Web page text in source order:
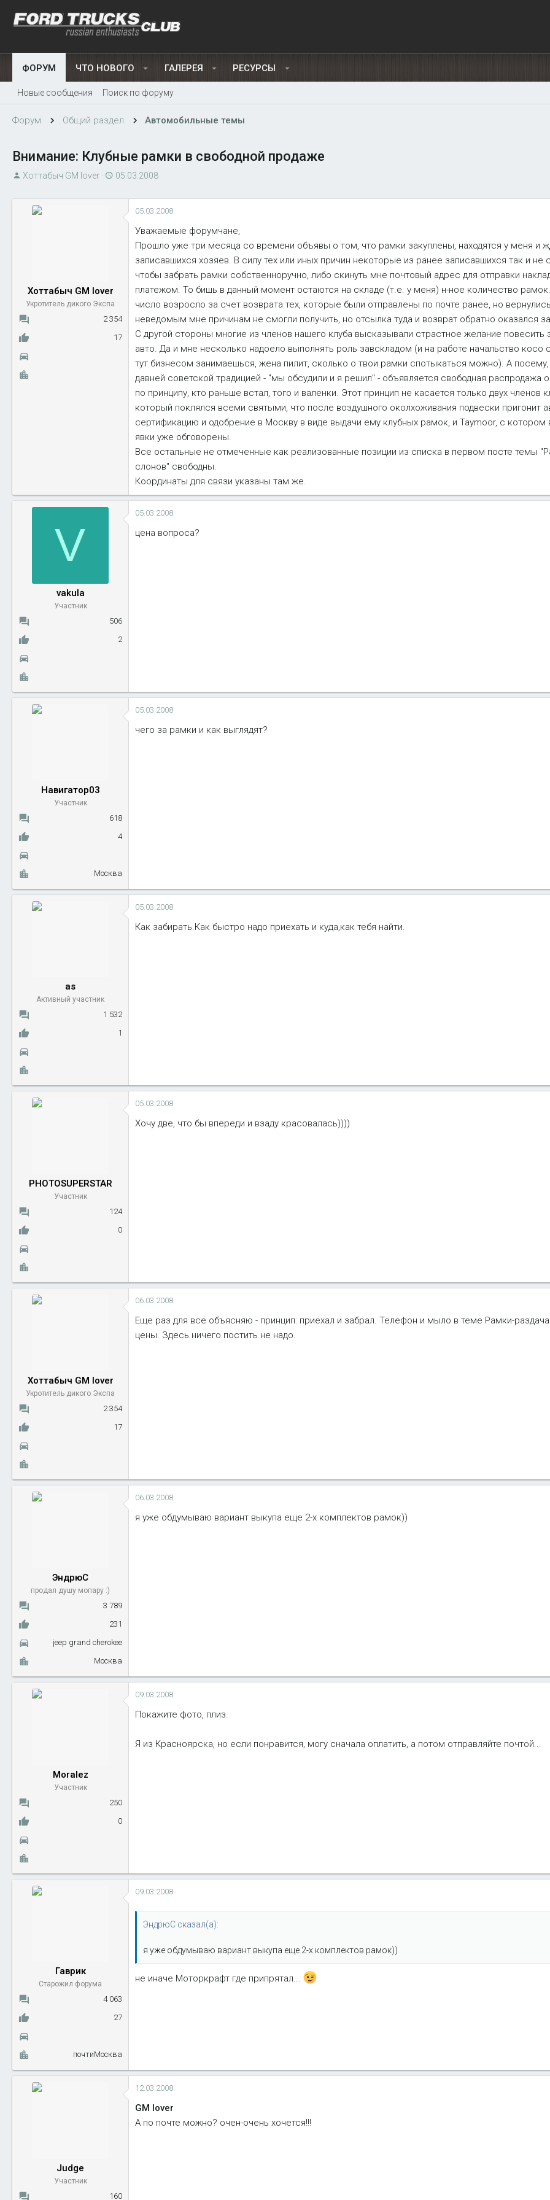
ФОРУМ ЧТО НОВОГО ГАЛЕРЕЯ РЕСУРСЫ
Новые сообщения Поиск по форуму
Форум Общий раздел Автомобильные темы
Внимание: Клубные рамки в свободной продаже
А
т
Хоттабыч GM lover
Д
т
05.03.2008
Хоттабыч GM lover
Укротитель дикого Экспа
2 354
17
05.03.2008
Уважаемые форумчане,
Прошло уже три месяца со времени объявы о том, что рамки закуплены, находятся у меня и
записавшихся хозяев. В силу тех или иных причин некоторые из ранее записавшихся так и не
чтобы забрать рамки собственноручно, либо скинуть мне почтовый адрес для отправки
платежом. То бишь в данный момент остаются на складе (т.е. у меня) н-ное количество
число возросло за счет возврата тех, которые были отправлены по почте ранее, но
неведомым мне причинам не смогли получить, но отсылка туда и возврат обратно оказался
С другой стороны многие из членов нашего клуба высказывали страстное желание повесить
авто. Да и мне несколько надоело выполнять роль завскладом (и на работе начальство косо
тут бизнесом занимаешься, жена пилит, сколько о твои рамки спотыкаться можно). А посему,
давней советской традицией - "мы обсудили и я решил" - объявляется свободная распродажа
по принципу, кто раньше встал, того и валенки. Этот принцип не касается только двух членов
который поклялся всеми святыми, что после воздушного околхоживания подвески пригонит
сертификацию и одобрение в Москву в виде выдачи ему клубных рамок, и Taymoor, с котором
явки уже обговорены.
Все остальные не отмеченные как реализованные позиции из списка в первом посте темы
слонов" свободны.
Координаты для связи указаны там же.
V
vakula
Участник
506
2
05.03.2008
цена вопроса?
Навигатор03
Участник
618
4
Москва
05.03.2008
чего за рамки и как выглядят?
as
Активный участник
1 532
1
05.03.2008
Как забирать.Как быстро надо приехать и куда,как тебя найти.
PHOTOSUPERSTAR
Участник
124
0
05.03.2008
Хочу две, что бы впереди и взаду красовалась))))
Хоттабыч GM lover
Укротитель дикого Экспа
2 354
17
06.03.2008
Еще раз для все объясняю - принцип: приехал и забрал. Телефон и мыло в теме Рамки-
цены. Здесь ничего постить не надо.
ЭндрюС
продал душу мопару :)
3 789
231
jeep grand cherokee
Москва
06.03.2008
я уже обдумываю вариант выкупа еще 2-х комплектов рамок))
Moralez
Участник
250
0
09.03.2008
Покажите фото, плиз.
Я из Красноярска, но если понравится, могу сначала оплатить, а потом отправляйте почтой...
Гаврик
Старожил форума
4 063
27
почтиМосква
09.03.2008
ЭндрюС сказал(а):
я уже обдумываю вариант выкупа еще 2-х комплектов рамок))
не иначе Моторкрафт где припрятал...
Judge
Участник
160
12.03.2008
GM lover
А по почте можно? очен-очень хочется!!!